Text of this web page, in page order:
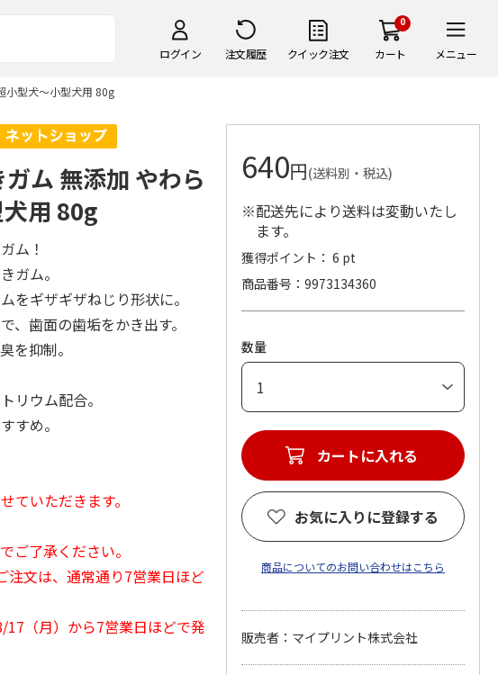
ログイン 注文履歴 クイック注文
0
カート メニュー
小型犬～小型犬用 80g
ム 無添加 やわら
用 80g
ム！
ガム。
をギザギザねじり形状に。
、歯面の歯垢をかき出す。
を抑制。
リウム配合。
すめ。
ていただきます。
ご了承ください。
注文は、通常通り7営業日ほど
（月）から7営業日ほどで発
640円(送料別・税込)
※配送先により送料は変動いたし
ます。
獲得ポイント： 6 pt
商品番号
9973134360
数量
カートに入れる
お気に入りに登録する
商品についてのお問い合わせはこちら
販売者：マイプリント株式会社